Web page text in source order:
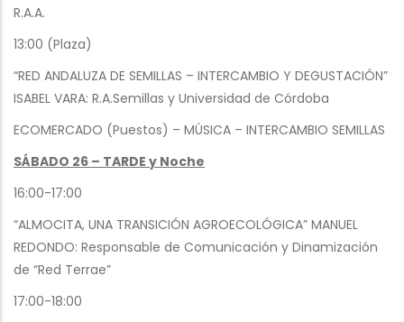
R.A.A.
13:00 (Plaza)
“RED ANDALUZA DE SEMILLAS – INTERCAMBIO Y DEGUSTACIÓN”
ISABEL VARA: R.A.Semillas y Universidad de Córdoba
ECOMERCADO (Puestos) – MÚSICA – INTERCAMBIO SEMILLAS
SÁBADO 26 – TARDE y Noche
16:00-17:00
“ALMOCITA, UNA TRANSICIÓN AGROECOLÓGICA” MANUEL
REDONDO: Responsable de Comunicación y Dinamización
de “Red Terrae”
17:00-18:00